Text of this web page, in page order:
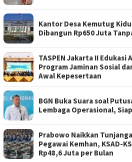
Kantor Desa Kemutug
Dibangun Rp650 Juta
TASPEN Jakarta II Edukasi
Program Jaminan Sosial
Awal Kepesertaan
BGN Buka Suara soal
Lembaga Operasional,
Prabowo Naikkan
Pegawai Kemhan, KSAD-
Rp48,6 Juta per Bulan